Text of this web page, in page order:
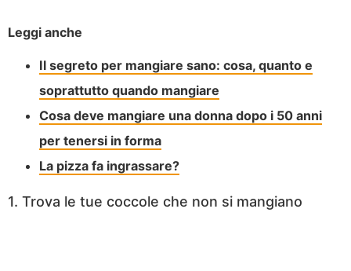
Leggi anche
Il segreto per mangiare sano: cosa, quanto e
soprattutto quando mangiare
Cosa deve mangiare una donna dopo i 50 anni
per tenersi in forma
La pizza fa ingrassare?
1. Trova le tue coccole che non si mangiano